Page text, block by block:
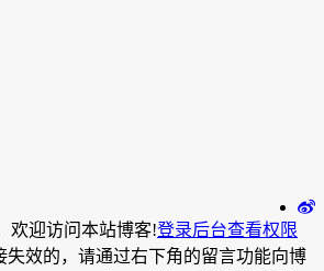
欢迎访问本站博客!登录后台查看权限
失效的，请通过右下角的留言功能向博